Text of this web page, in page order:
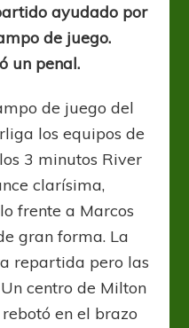
entre
Huracán
y
River
ayudado por
de juego.
un penal.
de juego del
los equipos de
3 minutos River
clarísima,
frente a Marcos
gran forma. La
repartida pero las
centro de Milton
en el brazo